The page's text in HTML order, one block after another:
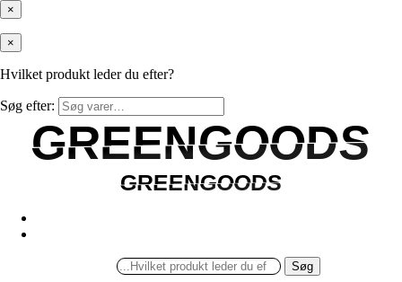
×
×
Hvilket produkt leder du efter?
Søg efter:
GREENGOODS
GREENGOODS
GREENGOODS
GREENGOODS
Søg